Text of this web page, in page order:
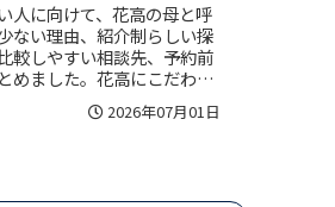
人に向けて、花高の母と呼
ない理由、紹介制らしい探
較しやすい相談先、予約前
めました。花高にこだわり
方を見極めたい人に役立つ
2026年07月01日